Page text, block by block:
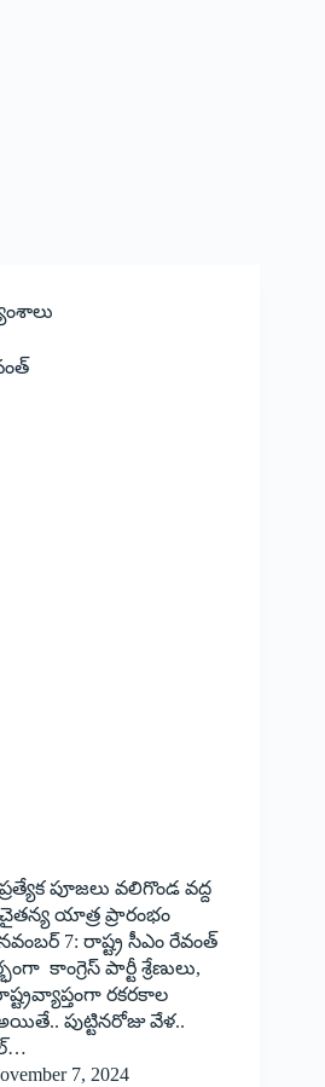
పూజలు వలిగొండ వద్ద
యాత్ర ప్రారంభం
7: ‌రాష్ట్ర సీఎం రేవంత్‌
కాంగ్రెస్‌ ‌పార్టీ శ్రేణులు,
రకరకాల
పుట్టినరోజు వేళ..
7, 2024